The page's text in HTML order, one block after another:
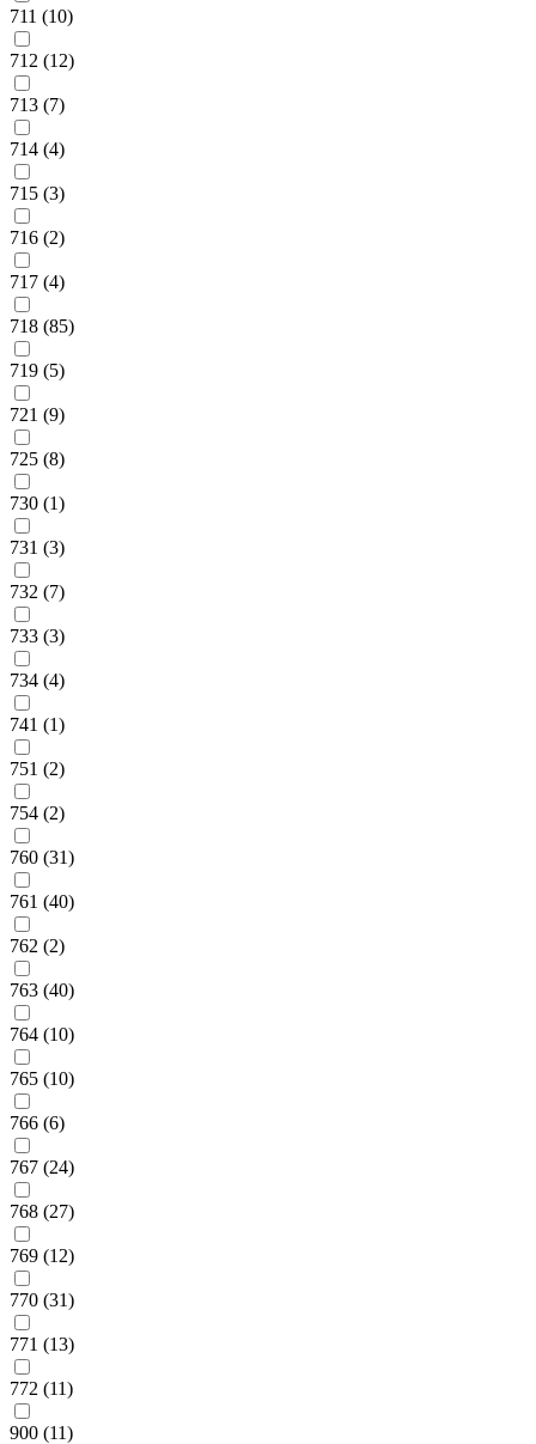
711 (10)
712 (12)
713 (7)
714 (4)
715 (3)
716 (2)
717 (4)
718 (85)
719 (5)
721 (9)
725 (8)
730 (1)
731 (3)
732 (7)
733 (3)
734 (4)
741 (1)
751 (2)
754 (2)
760 (31)
761 (40)
762 (2)
763 (40)
764 (10)
765 (10)
766 (6)
767 (24)
768 (27)
769 (12)
770 (31)
771 (13)
772 (11)
900 (11)